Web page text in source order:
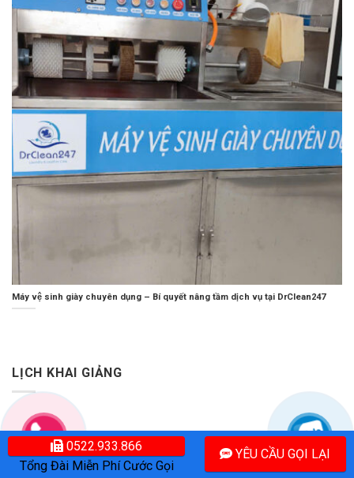
Máy vệ sinh giày chuyên dụng – Bí quyết nâng tầm dịch vụ tại DrClean247
LỊCH KHAI GIẢNG
0522.933.866
Tổng Đài Miễn Phí Cước Gọi
YÊU CẦU GỌI LẠI